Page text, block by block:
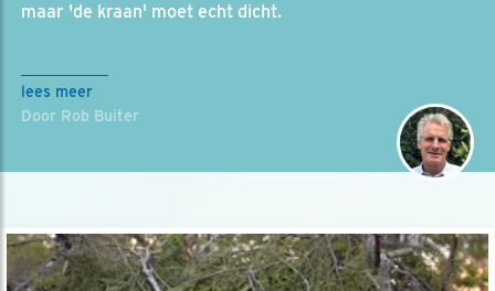
maar 'de kraan' moet echt dicht.
lees meer
Door Rob Buiter